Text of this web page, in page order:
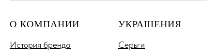
О КОМПАНИИ
История бренда
УКРАШЕНИЯ
Серьги